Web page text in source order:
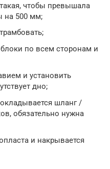
чтобы превышала
на 500 мм;
по всем сторонам и
и установить
дно;
шланг /
обязательно нужна
и накрывается